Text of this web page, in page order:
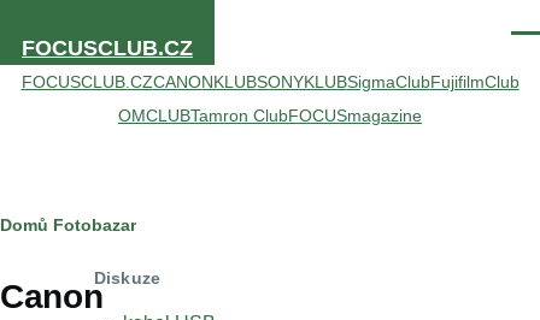
FOCUSCLUB.CZ
FOCUSCLUB.CZCANONKLUBSONYKLUBSigmaClubFujifilmClub
OMCLUBTamron ClubFOCUSmagazine
Drobečková
navigace
Domů Fotobazar
Canon
Diskuze